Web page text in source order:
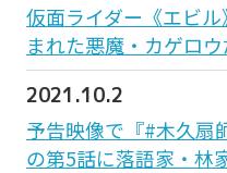
仮面ライダー《エビ
まれた悪魔・カゲロ
2021.10.2
予告映像で『#木久扇
の第5話に落語家・林